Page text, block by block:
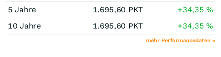
5 Jahre
1.695,60 PKT +34,35%
10 Jahre
1.695,60 PKT +34,35%
mehr Performancedaten »